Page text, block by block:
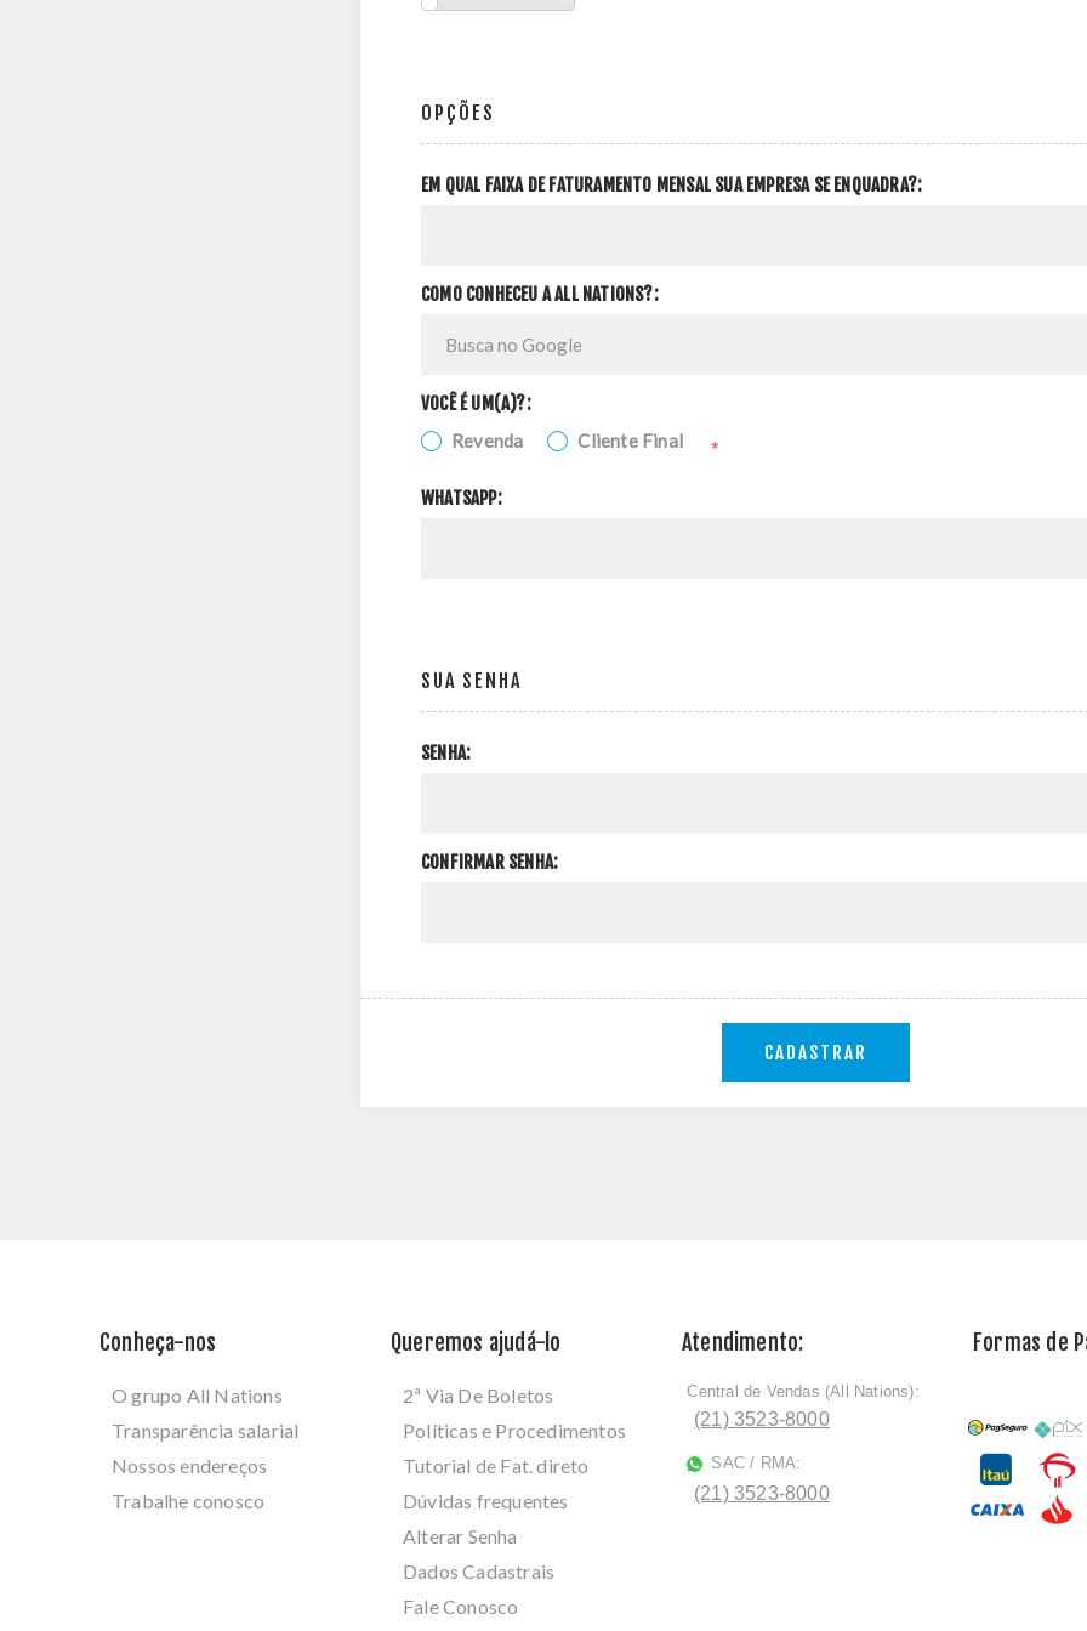
OPÇÕES
EM QUAL FAIXA DE FATURAMENTO MENSAL SUA EMPRESA SE ENQUADRA?:
COMO CONHECEU A ALL NATIONS?:
VOCÊ É UM(A)?:
Revenda Cliente Final *
WHATSAPP:
SUA SENHA
SENHA:
CONFIRMAR SENHA:
CADASTRAR
Conheça-nos
O grupo All Nations
Transparência salarial
Nossos endereços
Trabalhe conosco
Queremos ajudá-lo
2ª Via De Boletos
Políticas e Procedimentos
Tutorial de Fat. direto
Dúvidas frequentes
Alterar Senha
Dados Cadastrais
Fale Conosco
Atendimento:
ﾠCentral de Vendas (All Nations):
(21) 3523-8000
SAC / RMA:
(21) 3523-8000
Formas de